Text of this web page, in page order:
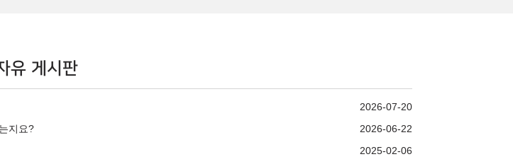
유 게시판
2026-07-20
지요?
2026-06-22
2025-02-06